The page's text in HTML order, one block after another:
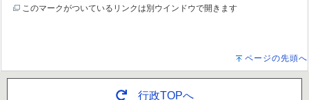
このマークがついているリンクは別ウインドウで開きます
ページの先頭へ
行政TOPへ